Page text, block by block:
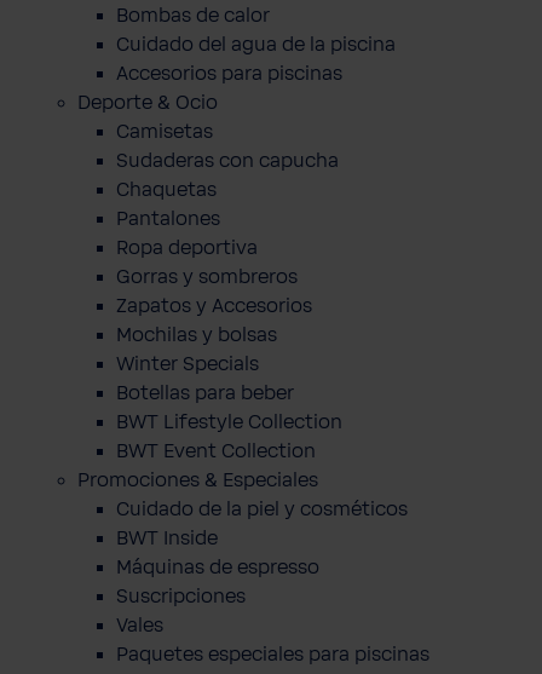
Bombas de calor
Cuidado del agua de la piscina
Accesorios para piscinas
Deporte & Ocio
Camisetas
Sudaderas con capucha
Chaquetas
Pantalones
Ropa deportiva
Gorras y sombreros
Zapatos y Accesorios
Mochilas y bolsas
Winter Specials
Botellas para beber
BWT Lifestyle Collection
BWT Event Collection
Promociones & Especiales
Cuidado de la piel y cosméticos
BWT Inside
Máquinas de espresso
Suscripciones
Vales
Paquetes especiales para piscinas